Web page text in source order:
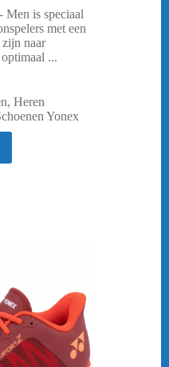
Men is speciaal
met een
naar
...
, Heren
Yonex